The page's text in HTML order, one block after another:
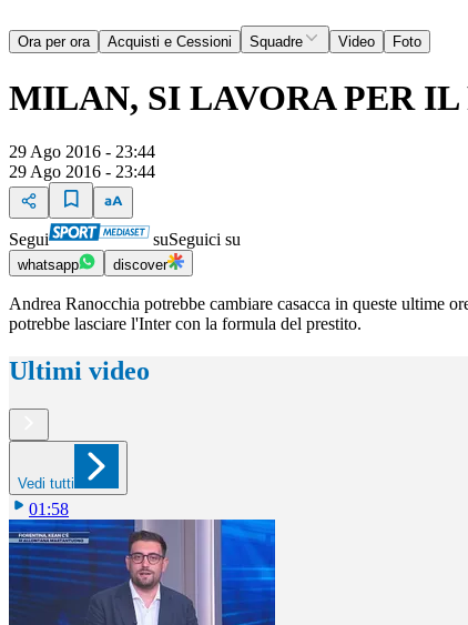
Ora per ora Acquisti e Cessioni Squadre Video Foto
MILAN, SI LAVORA PER
29 Ago 2016 - 23:44
29 Ago 2016 - 23:44
Segui suSeguici su
whatsapp discover
Andrea Ranocchia potrebbe cambiare casacca in queste ultime
potrebbe lasciare l'Inter con la formula del prestito.
Ultimi video
Vedi tutti
01:58